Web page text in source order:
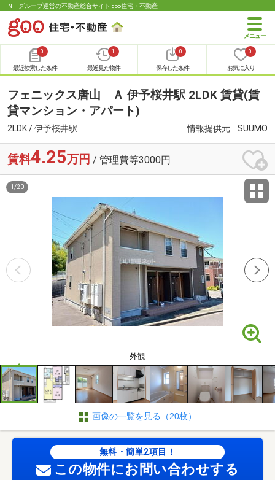
NTTグループ運営の不動産総合サイト goo住宅・不動産
0
最近検索した条件
1
最近見た物件
0
保存した条件
0
お気に入り
フェニックス唐山 Ａ 伊予桜井駅 2LDK 賃貸(賃
貸マンション・アパート)
2LDK / 伊予桜井駅 情報提供元 SUUMO
賃料4.25万円 / 管理費等3000円
外観
1 /20
画像の一覧を見る（20枚）
無料・簡単2項目！
この物件にお問い合わせする